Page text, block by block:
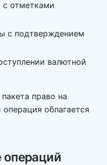
с отметками
с подтверждением
валютной
право на
облагается
операций